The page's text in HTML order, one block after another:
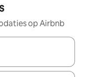
op Airbnb
maak je een keuze